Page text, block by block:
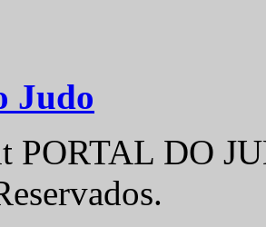
Judo
PORTAL DO